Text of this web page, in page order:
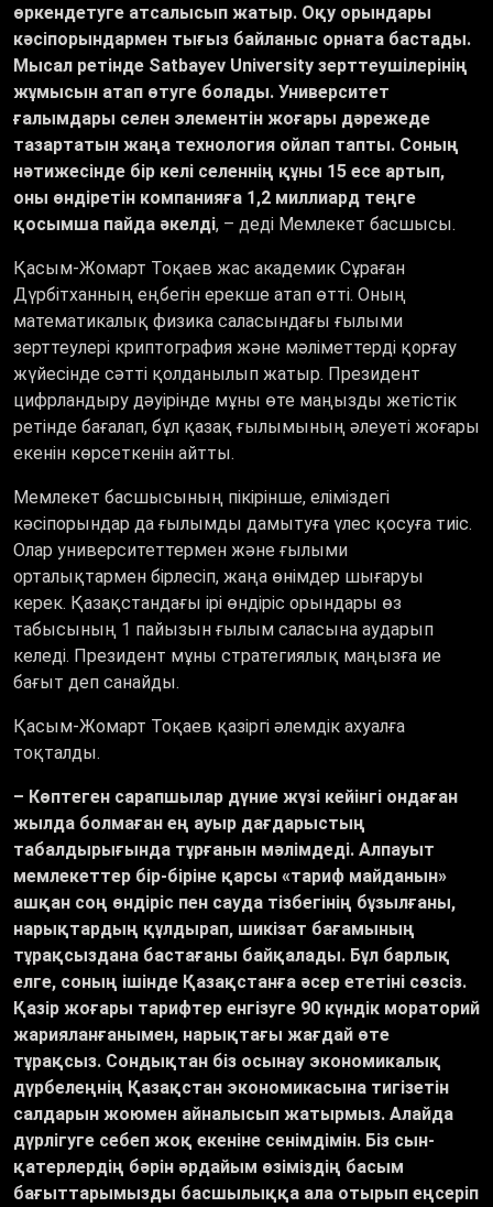
өркендетуге атсалысып жатыр. Оқу орындары
кәсіпорындармен тығыз байланыс орната бастады.
Мысал ретінде Satbayev University зерттеушілерінің
жұмысын атап өтуге болады. Университет
ғалымдары селен элементін жоғары дәрежеде
тазартатын жаңа технология ойлап тапты. Соның
нәтижесінде бір келі селеннің құны 15 есе артып,
оны өндіретін компанияға 1,2 миллиард теңге
қосымша пайда әкелді, – деді Мемлекет басшысы.
Қасым-Жомарт Тоқаев жас академик Сұраған
Дүрбітханның еңбегін ерекше атап өтті. Оның
математикалық физика саласындағы ғылыми
зерттеулері криптография және мәліметтерді қорғау
жүйесінде сәтті қолданылып жатыр. Президент
цифрландыру дәуірінде мұны өте маңызды жетістік
ретінде бағалап, бұл қазақ ғылымының әлеуеті жоғары
екенін көрсеткенін айтты.
Мемлекет басшысының пікірінше, еліміздегі
кәсіпорындар да ғылымды дамытуға үлес қосуға тиіс.
Олар университеттермен және ғылыми
орталықтармен бірлесіп, жаңа өнімдер шығаруы
керек. Қазақстандағы ірі өндіріс орындары өз
табысының 1 пайызын ғылым саласына аударып
келеді. Президент мұны стратегиялық маңызға ие
бағыт деп санайды.
Қасым-Жомарт Тоқаев қазіргі әлемдік ахуалға
тоқталды.
– Көптеген сарапшылар дүние жүзі кейінгі ондаған
жылда болмаған ең ауыр дағдарыстың
табалдырығында тұрғанын мәлімдеді. Алпауыт
мемлекеттер бір-біріне қарсы «тариф майданын»
ашқан соң өндіріс пен сауда тізбегінің бұзылғаны,
нарықтардың құлдырап, шикізат бағамының
тұрақсыздана бастағаны байқалады. Бұл барлық
елге, соның ішінде Қазақстанға әсер ететіні сөзсіз.
Қазір жоғары тарифтер енгізуге 90 күндік мораторий
жарияланғанымен, нарықтағы жағдай өте
тұрақсыз. Сондықтан біз осынау экономикалық
дүрбелеңнің Қазақстан экономикасына тигізетін
салдарын жоюмен айналысып жатырмыз. Алайда
дүрлігуге себеп жоқ екеніне сенімдімін. Біз сын-
қатерлердің бәрін әрдайым өзіміздің басым
бағыттарымызды басшылыққа ала отырып еңсеріп